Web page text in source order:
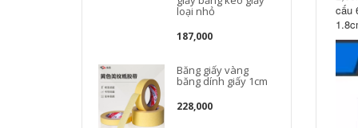
loại nhỏ
187,000
Băng giấy vàng
băng dính giấy 1cm
228,000
cấu